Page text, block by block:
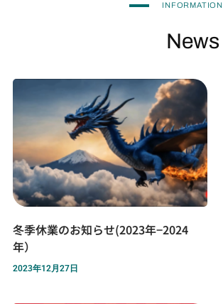
INFORMATION
News
冬季休業のお知らせ(2023年−2024
年）
2023年12月27日